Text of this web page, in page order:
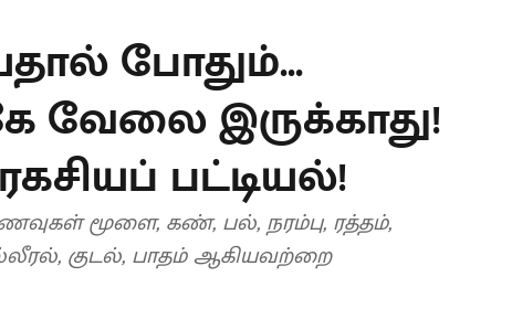
போதும்...
வேலை இருக்காது!
பட்டியல்!
மூளை, கண், பல், நரம்பு, ரத்தம்,
குடல், பாதம் ஆகியவற்றை